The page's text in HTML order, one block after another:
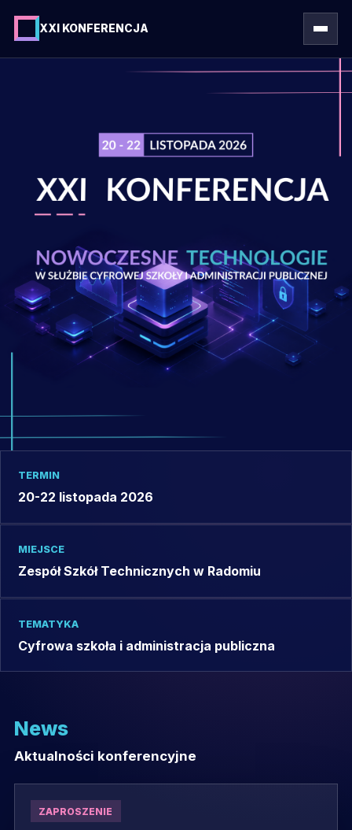
XXI KONFERENCJA
TERMIN
20-22 listopada 2026
MIEJSCE
Zespół Szkół Technicznych w Radomiu
TEMATYKA
Cyfrowa szkoła i administracja publiczna
News
Aktualności konferencyjne
ZAPROSZENIE